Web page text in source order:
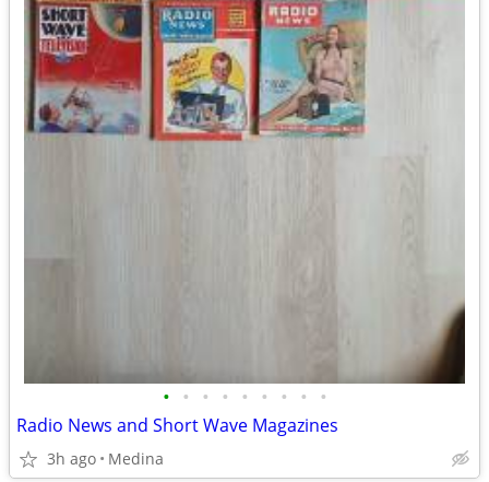
• • • • • • • • •
Radio News and Short Wave Magazines
3h ago Medina